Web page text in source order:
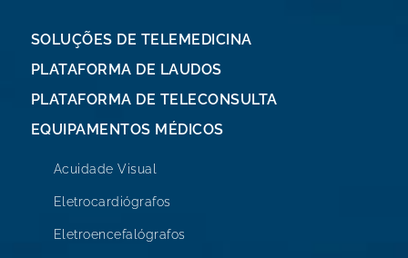
SOLUÇÕES DE TELEMEDICINA
PLATAFORMA DE LAUDOS
PLATAFORMA DE TELECONSULTA
EQUIPAMENTOS MÉDICOS
Acuidade Visual
Eletrocardiógrafos
Eletroencefalógrafos